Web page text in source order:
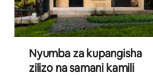
Nyumba za kupangisha
zilizo na samani kamili